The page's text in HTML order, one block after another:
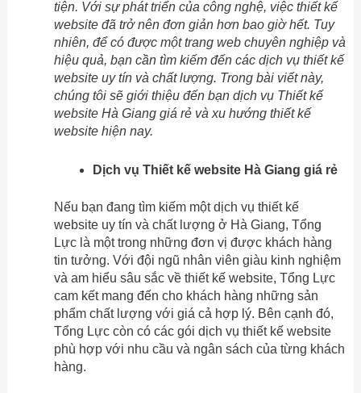
tiện. Với sự phát triển của công nghệ, việc thiết kế
website đã trở nên đơn giản hơn bao giờ hết. Tuy
nhiên, để có được một trang web chuyên nghiệp và
hiệu quả, bạn cần tìm kiếm đến các dịch vụ thiết kế
website uy tín và chất lượng. Trong bài viết này,
chúng tôi sẽ giới thiệu đến bạn dịch vụ Thiết kế
website Hà Giang giá rẻ và xu hướng thiết kế
website hiện nay.
Dịch vụ Thiết kế website Hà Giang giá rẻ
Nếu bạn đang tìm kiếm một dịch vụ thiết kế
website uy tín và chất lượng ở Hà Giang, Tổng
Lực là một trong những đơn vị được khách hàng
tin tưởng. Với đội ngũ nhân viên giàu kinh nghiệm
và am hiểu sâu sắc về thiết kế website, Tổng Lực
cam kết mang đến cho khách hàng những sản
phẩm chất lượng với giá cả hợp lý. Bên cạnh đó,
Tổng Lực còn có các gói dịch vụ thiết kế website
phù hợp với nhu cầu và ngân sách của từng khách
hàng.